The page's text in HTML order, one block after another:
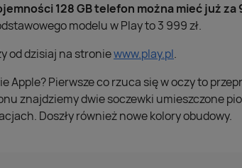
128 GB telefon można mieć już za
modelu w Play to 3 999 zł.
od dzisiaj na stroniewww.play.pl.
Apple? Pierwsze co rzuca się w oczy to
znajdziemy dwie soczewki umieszczone
Doszły również nowe kolory obudowy.